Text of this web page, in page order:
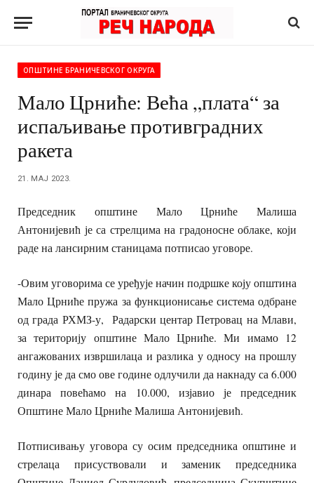
ОПШТИНЕ БРАНИЧЕВСКОГ ОКРУГА
Мало Црниће: Већа „плата“ за
испаљивање противградних
ракета
21. МАЈ 2023.
Председник општине Мало Црниће Малиша
Антонијевић је са стрелцима на градоносне облаке, који
раде на лансирним станицама потписао уговоре.
-Овим уговорима се уређује начин подршке коју општина
Мало Црниће пружа за функционисање система одбране
од града РХМЗ-у, Радарски центар Петровац на Млави,
за територију општине Мало Црниће. Ми имамо 12
ангажованих извршилаца и разлика у односу на прошлу
годину је да смо ове године одлучили да накнаду са 6.000
динара повећамо на 10.000, изјавио је председник
Општине Мало Црниће Малиша Антонијевић.
Потписивању уговора су осим председника општине и
стрелаца присуствовали и заменик председника